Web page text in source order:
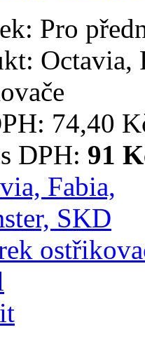
Pro
Octavia,
74,40
DPH: 91